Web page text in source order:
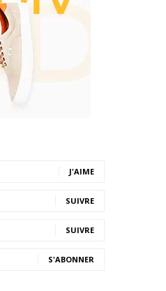
J'AIME
SUIVRE
SUIVRE
S'ABONNER